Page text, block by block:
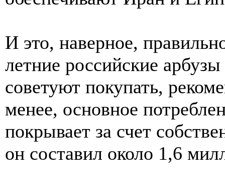
И это, наверное,
летние российские
советуют покупать,
менее, основное
покрывает за счет
он составил около 1,6